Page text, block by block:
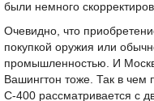
были немного
Очевидно, что
покупкой оружия или
промышленностью. И
Вашингтон тоже. Так в чем
С-400 рассматривается с